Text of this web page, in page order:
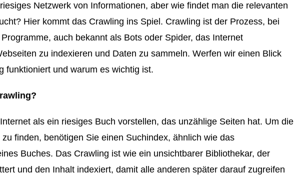
Netzwerk von Informationen, aber wie findet man die relevanten
Hier kommt das Crawling ins Spiel. Crawling ist der Prozess, bei
auch bekannt als Bots oder Spider, das Internet
zu indexieren und Daten zu sammeln. Werfen wir einen Blick
funktioniert und warum es wichtig ist.
als ein riesiges Buch vorstellen, das unzählige Seiten hat. Um die
finden, benötigen Sie einen Suchindex, ähnlich wie das
Buches. Das Crawling ist wie ein unsichtbarer Bibliothekar, der
und den Inhalt indexiert, damit alle anderen später darauf zugreifen